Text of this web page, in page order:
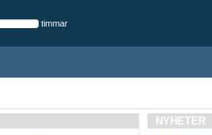
timmar
NYHETER